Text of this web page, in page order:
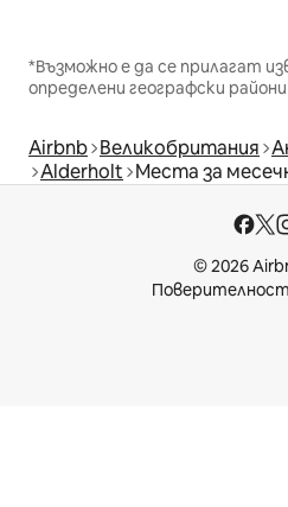
*Възможно е да се прилагат
определени географски
Airbnb Великобритания
Alderholt Места за
© 2026
Поверителност